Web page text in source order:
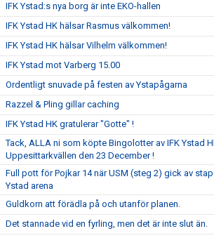
IFK Ystad:s nya borg är inte EKO-hallen
IFK Ystad HK hälsar Rasmus välkommen!
IFK Ystad HK hälsar Vilhelm välkommen!
IFK Ystad mot Varberg 15.00
Ordentligt snuvade på festen av Ystapågarna
Razzel & Pling gillar caching
IFK Ystad HK gratulerar "Gotte" !
Tack, ALLA ni som köpte Bingolotter av IFK Ystad
Uppesittarkvällen den 23 December !
Full pott för Pojkar 14 när USM (steg 2) gick av
Ystad arena
Guldkorn att förädla på och utanför planen.
Det stannade vid en fyrling, men det är inte slut än.